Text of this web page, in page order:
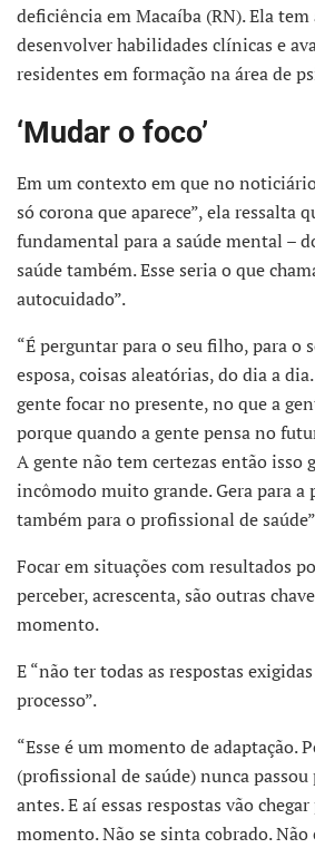
deficiência em Macaíba (RN). Ela
desenvolver habilidades clínicas e
residentes em formação na área de
‘Mudar o foco’
Em um contexto em que no
só corona que aparece”, ela ressalta
fundamental para a saúde mental –
saúde também. Esse seria o que
autocuidado”.
“É perguntar para o seu filho, para o
esposa, coisas aleatórias, do dia a
gente focar no presente, no que a
porque quando a gente pensa no
A gente não tem certezas então isso
incômodo muito grande. Gera para a
também para o profissional de
Focar em situações com resultados
perceber, acrescenta, são outras
momento.
E “não ter todas as respostas
processo”.
“Esse é um momento de adaptação.
(profissional de saúde) nunca
antes. E aí essas respostas vão
momento. Não se sinta cobrado. Não